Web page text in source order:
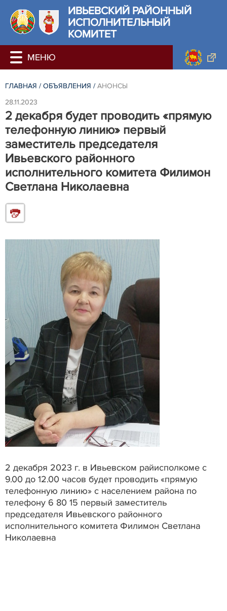
ИВЬЕВСКИЙ РАЙОННЫЙ
ИСПОЛНИТЕЛЬНЫЙ
КОМИТЕТ
ГЛАВНАЯ / ОБЪЯВЛЕНИЯ / АНОНСЫ
28.11.2023
2 декабря будет проводить «прямую
телефонную линию» первый
заместитель председателя
Ивьевского районного
исполнительного комитета Филимон
Светлана Николаевна
2 декабря 2023 г. в Ивьевском райисполкоме с
9.00 до 12.00 часов будет проводить «прямую
телефонную линию» с населением района по
телефону 6 80 15 первый заместитель
председателя Ивьевского районного
исполнительного комитета Филимон Светлана
Николаевна